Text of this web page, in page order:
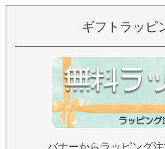
ギフトラッピ